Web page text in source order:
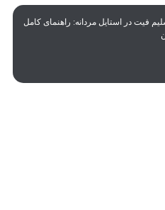
فیت در استایل مردانه: راهنمای کامل